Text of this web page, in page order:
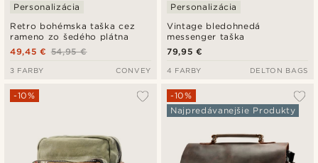
Retro bohémska taška cez
rameno zo šedého plátna
Personalizácia
54,95 €
49,45 €
3 FARBY CONVEY
Vintage bledohnedá
messenger taška
Personalizácia
79,95 €
4 FARBY DELTON BAGS
-10%
-10%
Najpredávanejšie Produkty